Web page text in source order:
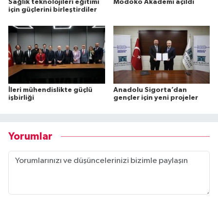
Sağlık teknolojileri eğitimi
için güçlerini birleştirdiler
Modoko Akademi açıldı
İleri mühendislikte güçlü
işbirliği
Anadolu Sigorta’dan
gençler için yeni projeler
Yorumlar